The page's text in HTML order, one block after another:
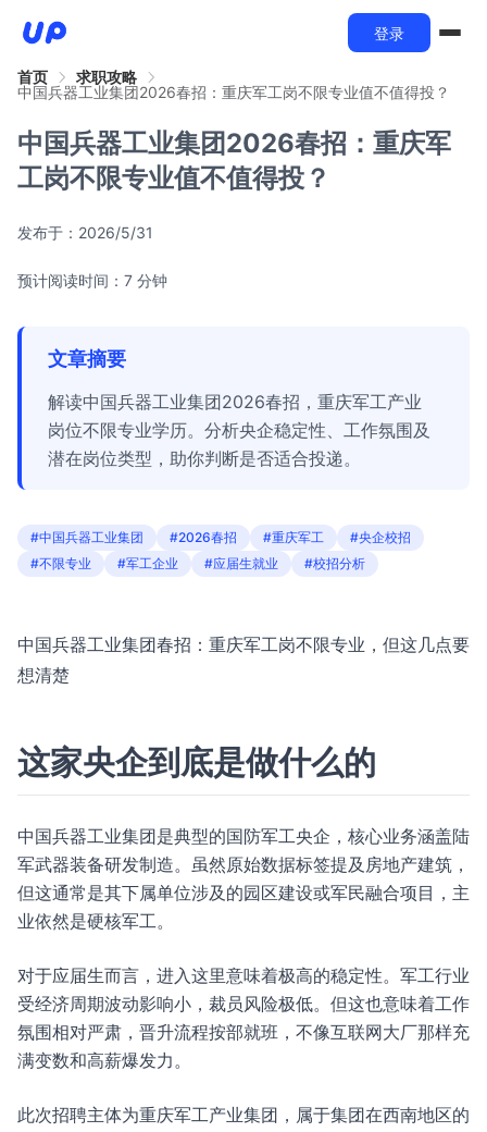
登录
首页
求职攻略
中国兵器工业集团2026春招：重庆军工岗不限专业值不值得投？
中国兵器工业集团2026春招：重庆军
工岗不限专业值不值得投？
发布于： 2026/5/31
预计阅读时间：7 分钟
文章摘要
解读中国兵器工业集团2026春招，重庆军工产业
岗位不限专业学历。分析央企稳定性、工作氛围及
潜在岗位类型，助你判断是否适合投递。
#中国兵器工业集团 #2026春招 #重庆军工
#央企校招
#不限专业
#军工企业 #应届生就业 #校招分析
中国兵器工业集团春招：重庆军工岗不限专业，但这几点要
想清楚
这家央企到底是做什么的
中国兵器工业集团是典型的国防军工央企，核心业务涵盖陆
军武器装备研发制造。虽然原始数据标签提及房地产建筑，
但这通常是其下属单位涉及的园区建设或军民融合项目，主
业依然是硬核军工。
对于应届生而言，进入这里意味着极高的稳定性。军工行业
受经济周期波动影响小，裁员风险极低。但这也意味着工作
氛围相对严肃，晋升流程按部就班，不像互联网大厂那样充
满变数和高薪爆发力。
此次招聘主体为重庆军工产业集团，属于集团在西南地区的